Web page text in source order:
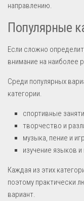
направлению.
Популярные
Если сложно
внимание на наиболее
Среди популярных
категории.
спортивные
творчество и
музыка, пение и
изучение языков
Каждая из этих
поэтому практически
вариант.